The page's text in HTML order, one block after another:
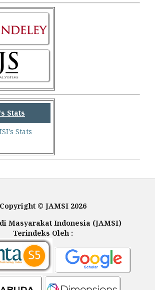
Stats
Stats
Copyright © JAMSI 2026
Masyarakat Indonesia (JAMSI)
Terindeks Oleh :